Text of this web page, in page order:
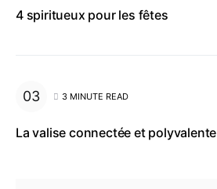
4 spiritueux pour les fêtes
3 MINUTE READ
La valise connectée et polyvalente